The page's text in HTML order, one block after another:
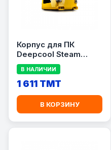
Корпус для ПК
Deepcool Steam
Castle Yellow, Mini-
Tower, жёлтый
В НАЛИЧИИ
1 611 TMT
В КОРЗИНУ